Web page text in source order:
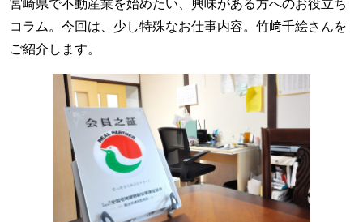
宮崎県で不動産業を始めたい、興味がある方へのお役立ち
コラム。今回は、少し特殊なお仕事内容。竹﨑千絵さんを
ご紹介します。